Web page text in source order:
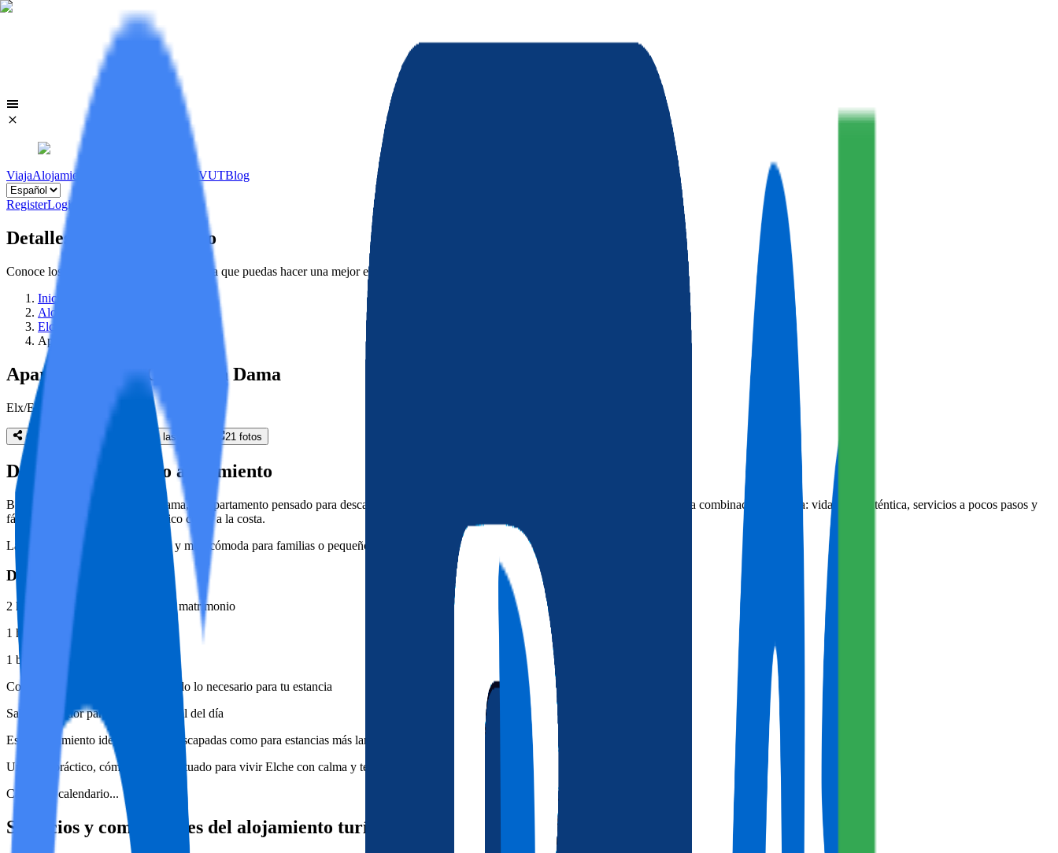
ViajaAlojamientos Licencias VUTBlog
RegisterLogin
Detalles de tu alojamiento
Conoce los detalles de tu alojamiento, para que puedas hacer una mejor eleccion segun tus necesidades.
Inicio
Alojamientos
Elche
Apartamento La Casa De La Dama
Apartamento La Casa de la Dama
Elx/Elche
Compartir Mostrar todas las fotos 21 fotos
Detalles de tu futuro alojamiento
Bienvenidos a La Casa de La Dama, un apartamento pensado para descansar después de un día de playa, turismo o trabajo ya que ofrece la combinación perfecta: vida local auténtica, servicios a pocos pasos y
fácil acceso tanto al centro histórico como a la costa.
La vivienda es práctica, luminosa y muy cómoda para familias o pequeños grupos.
Dispone de:
2 habitaciones con cama queen de matrimonio
1 habitación con cama individual
1 baño completo
Cocina totalmente equipada con todo lo necesario para tu estancia
Salón acogedor para relajarte al final del día
Es un alojamiento ideal tanto para escapadas como para estancias más largas.
Un lugar práctico, cómodo y bien situado para vivir Elche con calma y tener toda la provincia de Alicante a tu alcance.
Cargando calendario...
Servicios y comodidades del alojamiento turístico